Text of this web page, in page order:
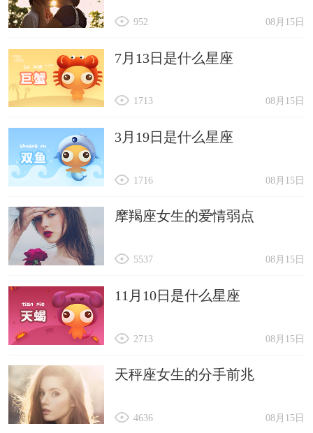
08月15日
952
7月13日是什么星座
08月15日
1713
3月19日是什么星座
08月15日
1716
摩羯座女生的爱情弱点
08月15日
5537
11月10日是什么星座
08月15日
2713
天秤座女生的分手前兆
08月15日
4636